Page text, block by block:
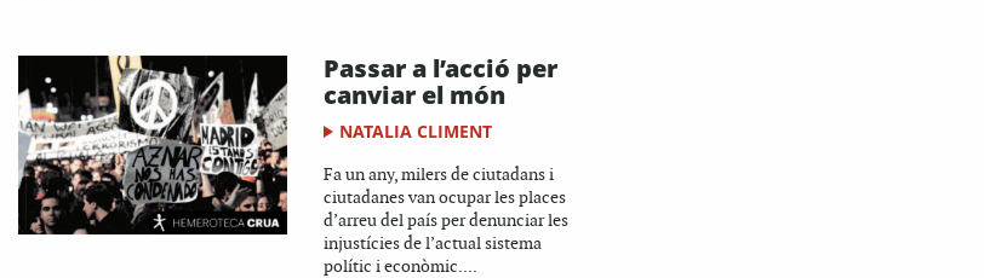
Passar a l’acció per
canviar el món
NATALIA CLIMENT
Fa un any, milers de ciutadans i
ciutadanes van ocupar les places
d’arreu del país per denunciar les
injustícies de l’actual sistema
polític i econòmic....